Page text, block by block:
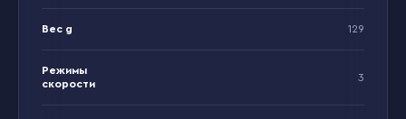
Вес g 129
Режимы
скорости
3